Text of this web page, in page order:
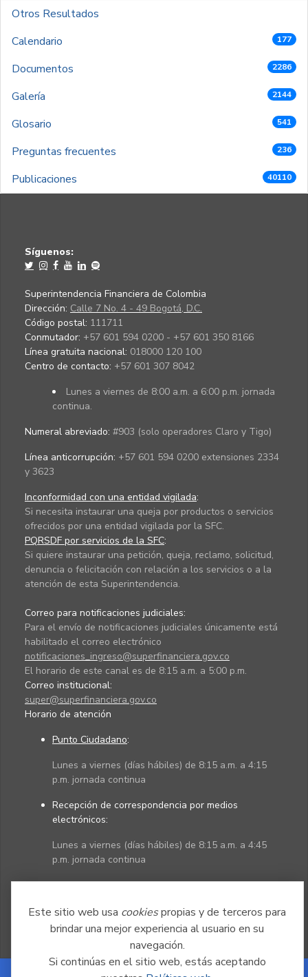
Este sitio web usa cookiespropias y de terceros para
brindar una mejor experiencia al usuario en su
navegación.
Si continúas en el sitio web, estás aceptando
Otros Resultados
Calendario
177
Documentos 2286
Galería 2144
Glosario 541
Preguntas frecuentes 236
Publicaciones 40110
Síguenos:
Superintendencia Financiera de Colombia
Dirección: Calle 7 No. 4 - 49 Bogotá, D.C.
Código postal: 111711
Conmutador: +57 601 594 0200 - +57 601 350 8166
Línea gratuita nacional: 018000 120 100
Centro de contacto: +57 601 307 8042
Lunes a viernes de 8:00 a.m. a 6:00 p.m. jornada
continua.
Numeral abreviado: #903 (solo operadores Claro y Tigo)
Línea anticorrupción: +57 601 594 0200 extensiones 2334
y 3623
Inconformidad con una entidad vigilada:
Si necesita instaurar una queja por productos o servicios
ofrecidos por una entidad vigilada por la SFC.
PQRSDF por servicios de la SFC:
Si quiere instaurar una petición, queja, reclamo, solicitud,
denuncia o felicitación con relación a los servicios o a la
atención de esta Superintendencia.
Correo para notificaciones judiciales:
Para el envío de notificaciones judiciales únicamente está
habilitado el correo electrónico
notificaciones_ingreso@superfinanciera.gov.co
El horario de este canal es de 8:15 a.m. a 5:00 p.m.
Correo institucional:
super@superfinanciera.gov.co
Horario de atención
Punto Ciudadano:
Lunes a viernes (días hábiles) de 8:15 a.m. a 4:15
p.m. jornada continua
Recepción de correspondencia por medios
electrónicos:
Lunes a viernes (días hábiles) de 8:15 a.m. a 4:45
p.m. jornada continua